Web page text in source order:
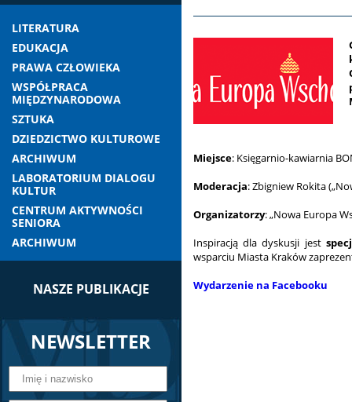
LITERATURA
EDUKACJA
PRAWA CZŁOWIEKA
WSPÓŁPRACA
MIĘDZYNARODOWA
SZTUKA
DZIEDZICTWO KULTUROWE
ARCHIWUM
LABORATORIUM DIALOGU
KULTUR
CENTRUM AKTYWNOŚCI
SENIORA
ARCHIWUM
NASZE PUBLIKACJE
NEWSLETTER
Miejsce: Księgarnio-kawiarnia
Moderacja: Zbigniew Rokita
Organizatorzy: „Nowa Europa
Inspiracją dla dyskusji jest
wsparciu Miasta Kraków
Wydarzenie na Facebooku